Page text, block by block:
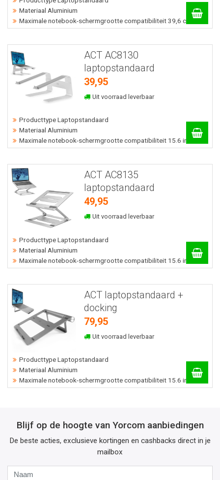
Materiaal Aluminium
Maximale notebook-schermgrootte compatibiliteit 39,6 cm
ACT AC8130
laptopstandaard
39,95
Uit voorraad leverbaar
Producttype Laptopstandaard
Materiaal Aluminium
Maximale notebook-schermgrootte compatibiliteit 15.6 inch cm
ACT AC8135
laptopstandaard
49,95
Uit voorraad leverbaar
Producttype Laptopstandaard
Materiaal Aluminium
Maximale notebook-schermgrootte compatibiliteit 15.6 inch cm
ACT laptopstandaard +
docking
79,95
Uit voorraad leverbaar
Producttype Laptopstandaard
Materiaal Aluminium
Maximale notebook-schermgrootte compatibiliteit 15.6 inch cm
Blijf op de hoogte van Yorcom aanbiedingen
De beste acties, exclusieve kortingen en cashbacks direct in je
mailbox